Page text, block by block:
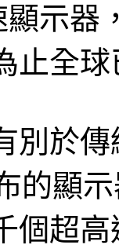
示器
止全
別於
的顯
個超